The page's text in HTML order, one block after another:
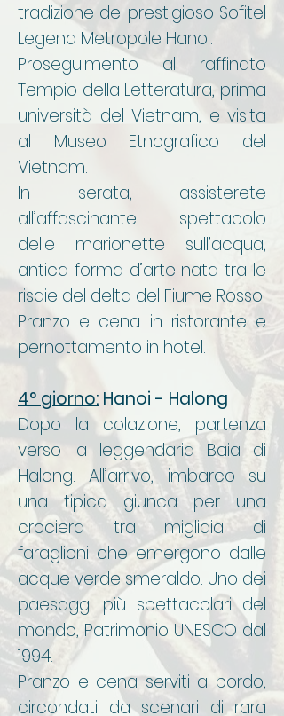
tradizione del prestigioso Sofitel
Legend Metropole Hanoi.
Proseguimento al raffinato
Tempio della Letteratura, prima
università del Vietnam, e visita
al Museo Etnografico del
Vietnam.
In serata, assisterete
all’affascinante spettacolo
delle marionette sull’acqua,
antica forma d’arte nata tra le
risaie del delta del Fiume Rosso.
Pranzo e cena in ristorante e
pernottamento in hotel.
4° giorno: Hanoi - Halong
Dopo la colazione, partenza
verso la leggendaria Baia di
Halong. All’arrivo, imbarco su
una tipica giunca per una
crociera tra migliaia di
faraglioni che emergono dalle
acque verde smeraldo. Uno dei
paesaggi più spettacolari del
mondo, Patrimonio UNESCO dal
1994.
Pranzo e cena serviti a bordo,
circondati da scenari di rara